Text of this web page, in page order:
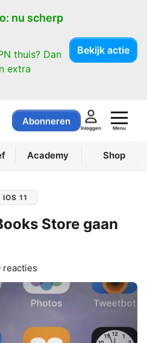
nu scherp
thuis? Dan
extra
Bekijk actie
Abonneren
Inloggen Menu
Academy Shop
IOS 11
Store gaan
reacties